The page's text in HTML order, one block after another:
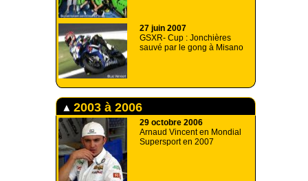
27 juin 2007
GSXR- Cup : Jonchières
sauvé par le gong à Misano
2003 à 2006
29 octobre 2006
Arnaud Vincent en Mondial
Supersport en 2007